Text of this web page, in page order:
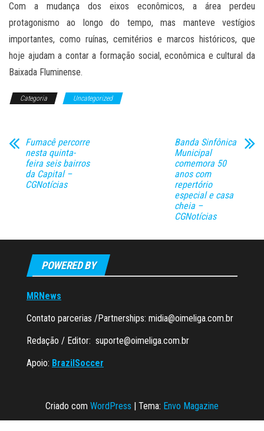
Com a mudança dos eixos econômicos, a área perdeu
protagonismo ao longo do tempo, mas manteve vestígios
importantes, como ruínas, cemitérios e marcos históricos, que
hoje ajudam a contar a formação social, econômica e cultural da
Baixada Fluminense.
Categoria Uncategorized
Fumacê percorre
nesta quinta-
feira seis bairros
da Capital –
CGNotícias
Banda Sinfônica
Municipal
comemora 50
anos com
repertório
especial e casa
cheia –
CGNotícias
POWERED BY
MRNews
Contato parcerias /Partnerships: midia@oimeliga.com.br
Redação / Editor: suporte@oimeliga.com.br
Apoio: BrazilSoccer
Criado com WordPress Tema: Envo Magazine